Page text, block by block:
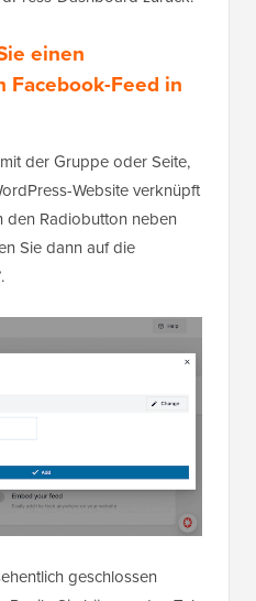
einen
Feed in
der Gruppe oder Seite,
Website verknüpft
den Radiobutton neben
Sie dann auf die
geschlossen